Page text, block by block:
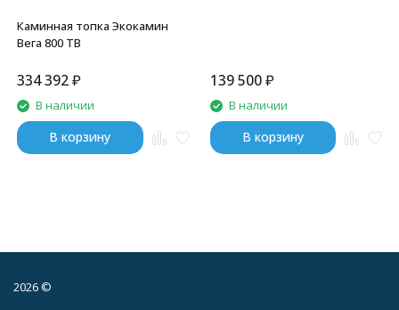
Каминная топка Экокамин
Вега 800 TВ
334 392₽
В наличии
В корзину
139 500 ₽
В наличии
В корзину
2026 ©